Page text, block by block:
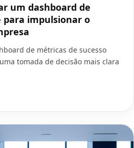
um dashboard de
impulsionar o
de métricas de sucesso
tomada de decisão mais clara